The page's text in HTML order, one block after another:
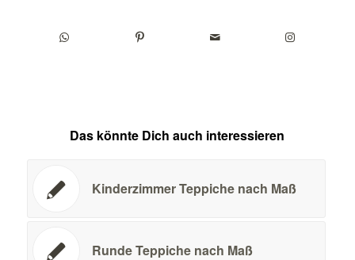
Das könnte Dich auch interessieren
Kinderzimmer Teppiche nach Maß
Runde Teppiche nach Maß